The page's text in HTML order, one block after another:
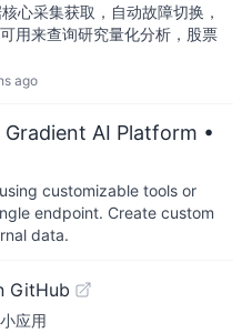
心采集获取，自动故障切换，
用来查询研究量化分析，股票
ago
AI Platform •
customizable tools or
endpoint. Create custom
data.
GitHub
应用